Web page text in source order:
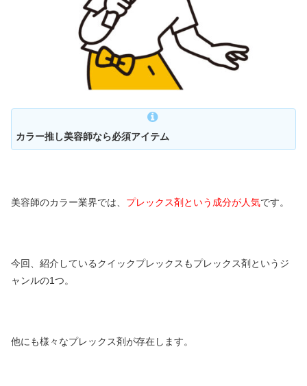
カラー推し美容師なら必須アイテム
美容師のカラー業界では、 プレックス剤という成分が人気です。
今回、紹介しているクイックプレックスもプレックス剤というジ
ャンルの1つ。
他にも様々なプレックス剤が存在します。